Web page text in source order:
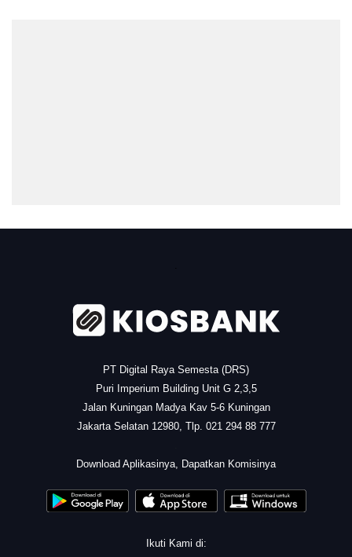
PT Digital Raya Semesta (DRS)
Puri Imperium Building Unit G 2,3,5
Jalan Kuningan Madya Kav 5-6 Kuningan
Jakarta Selatan 12980, Tlp. 021 294 88 777
Download Aplikasinya, Dapatkan Komisinya
Ikuti Kami di: